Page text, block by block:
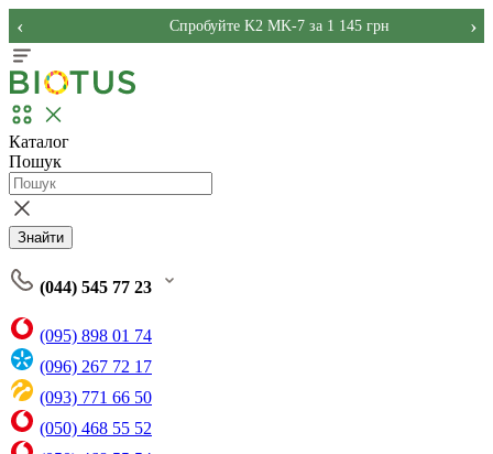
Спробуйте K2 MK-7 за 1 145 грн
‹ ›
Каталог
Пошук
Знайти
(044) 545 77 23
(095) 898 01 74
(096) 267 72 17
(093) 771 66 50
(050) 468 55 52